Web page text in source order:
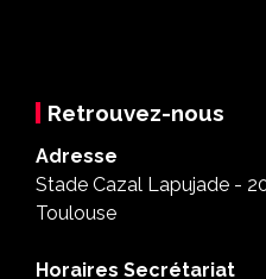
Retrouvez-nous
Adresse
Stade Cazal Lapujade -
Toulouse
Horaires Secrétariat